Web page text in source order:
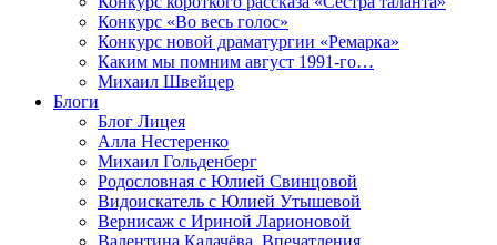
Конкурс «Во весь голос»
Конкурс новой драматургии «Ремарка»
Каким мы помним август 1991-го…
Михаил Швейцер
Блоги
Блог Лицея
Алла Нестеренко
Михаил Гольденберг
Родословная с Юлией Свинцовой
Видоискатель с Юлией Утышевой
Вернисаж с Ириной Ларионовой